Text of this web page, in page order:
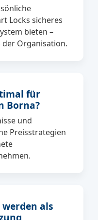
Locks sicheres
bieten –
der Organisation.
für
Borna?
und
Preisstrategien
als